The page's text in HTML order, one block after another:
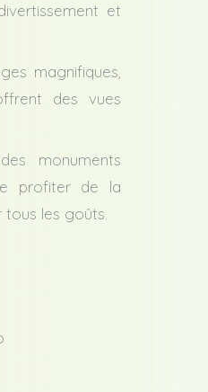
et
magnifiques,
des vues
monuments
profiter de la
les goûts.